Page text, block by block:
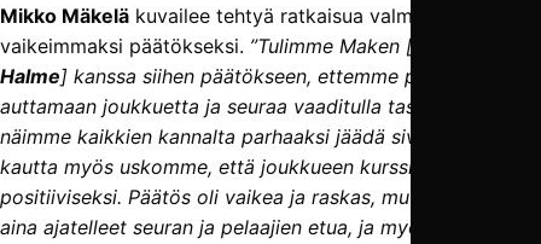
Mikko Mäkelä kuvailee tehtyä ratkaisua valmentajauransa
vaikeimmaksi päätökseksi. ”Tulimme Maken [
Halme] kanssa siihen päätökseen, ettemme pysty enää
auttamaan joukkuetta ja seuraa vaaditulla tasolla, ja
näimme kaikkien kannalta parhaaksi jäädä sivuun. Sitä
kautta myös uskomme, että joukkueen kurssi saadaan taas
positiiviseksi. Päätös oli vaikea ja raskas, mutta olemme
aina ajatelleet seuran ja pelaajien etua, ja myös tässä